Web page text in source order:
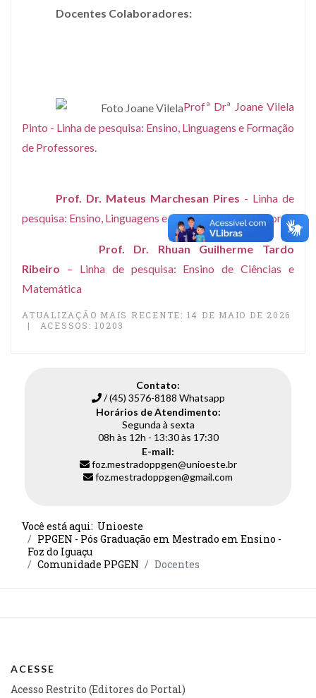
Docentes Colaboradores:
Profª Drª Joane Vilela
Pinto - Linha de pesquisa: Ensino, Linguagens e Formação
de Professores.
Prof. Dr. Mateus Marchesan Pires - Linha de
pesquisa: Ensino, Linguagens e Formação de Professores.
Prof. Dr. Rhuan Guilherme Tardo
Ribeiro – Linha de pesquisa: Ensino de Ciências e
Matemática
ATUALIZAÇÃO MAIS RECENTE: 14 DE MAIO DE 2026
ACESSOS: 10203
Contato:
/ (45) 3576-8188 Whatsapp
Horários de Atendimento:
Segunda à sexta
08h às 12h - 13:30 às 17:30
E-mail:
foz.mestradoppgen@unioeste.br
foz.mestradoppgen@gmail.com
Você está aqui: Unioeste
PPGEN - Pós Graduação em Mestrado em Ensino -
Foz do Iguaçu
Comunidade PPGEN
Docentes
ACESSE
Acesso Restrito (Editores do Portal)